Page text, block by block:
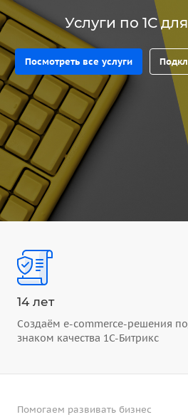
Услуги по 1С
Посмотреть все услуги
14 лет
Создаём e-commerce-решения
знаком качества 1С-Битрикс
Помогаем развивать бизнес